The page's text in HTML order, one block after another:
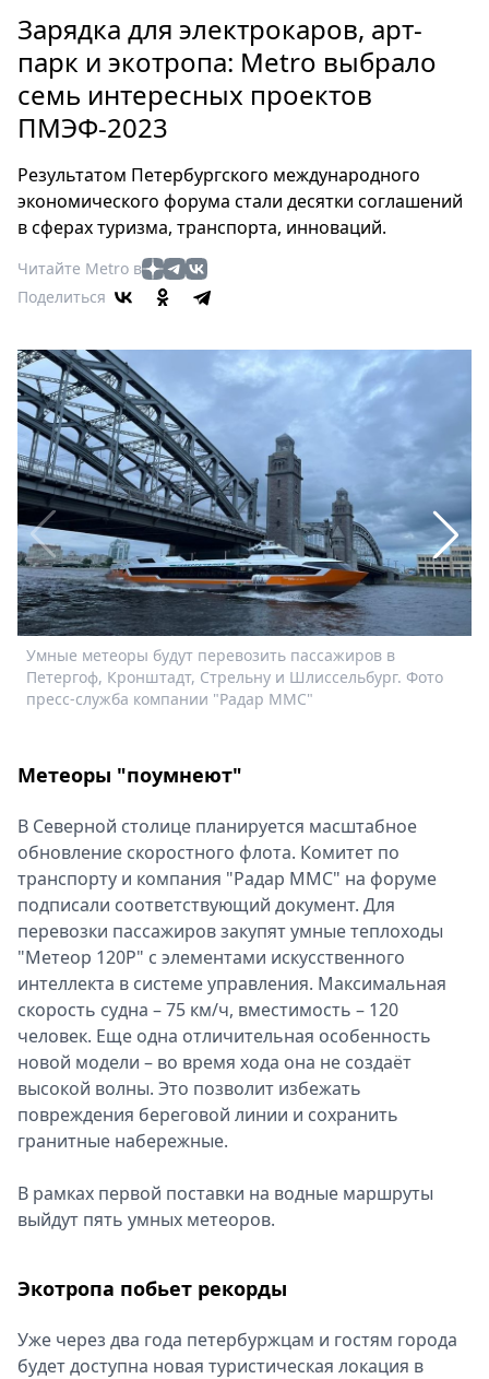
Россия
Мир
Здоровье
Еда
Мода
Театр
Кино
Афиша
Книги
Пресс-
релизы
О
Metro
Стримы
Спецпроекты
Звезды
Выборы
2026
Скачай
Metro
Зарядка для электрокаров, арт-
парк и экотропа: Metro выбрало
семь интересных проектов
ПМЭФ-2023
Результатом Петербургского международного
экономического форума стали десятки соглашений
в сферах туризма, транспорта, инноваций.
Читайте Metro в
Поделиться
Умные метеоры будут перевозить пассажиров в
Петергоф, Кронштадт, Стрельну и Шлиссельбург. Фото
пресс-служба компании "Радар ММС"
Метеоры "поумнеют"
В Северной столице планируется масштабное
обновление скоростного флота. Комитет по
транспорту и компания "Радар ММС" на форуме
подписали соответствующий документ. Для
перевозки пассажиров закупят умные теплоходы
"Метеор 120Р" с элементами искусственного
интеллекта в системе управления. Максимальная
скорость судна – 75 км/ч, вместимость – 120
человек. Еще одна отличительная особенность
новой модели – во время хода она не создаёт
высокой волны. Это позволит избежать
повреждения береговой линии и сохранить
гранитные набережные.
В рамках первой поставки на водные маршруты
выйдут пять умных метеоров.
Экотропа побьет рекорды
Уже через два года петербуржцам и гостям города
будет доступна новая туристическая локация в